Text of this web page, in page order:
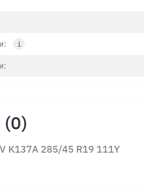
K137A 285/45 R19 111Y